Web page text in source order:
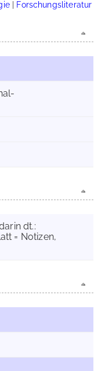
| Forschungsliteratur
dt.:
= Notizen,